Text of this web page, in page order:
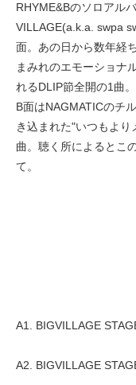
RHYME&Bのソロアル
VILLAGE(a.k.a. swpa
面。あの日から数年経
まみれのエモーショナ
れるDLIP節全開の1曲
B面はNAGMATICのチ
き込まれた"いつもよ
曲。聴く所によるとこ
て。
A1. BIGVILLAGE
A2. BIGVILLAGE